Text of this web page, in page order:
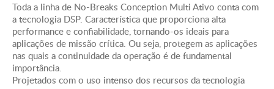
Frequência: 50 ou 60 Hz
Variação de Frequência Admissível: ± 5%
Configuração: • Trifásica: 3F + N + T
Fator de Potência: • 0,8 • 0,99*
Saída Tensão: • Trifásica: 208 / 220 / 380 / 400 /
Toda a linha de No-Breaks Conception Multi Ativo conta com
a tecnologia DSP. Característica que proporciona alta
performance e confiabilidade, tornando-os ideais para
aplicações de missão crítica. Ou seja, protegem as aplicações
nas quais a continuidade da operação é de fundamental
importância.
Projetados com o uso intenso dos recursos da tecnologia